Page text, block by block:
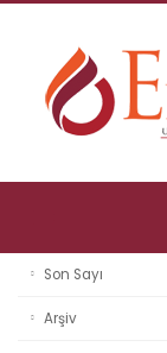
Son Sayı
Arşiv